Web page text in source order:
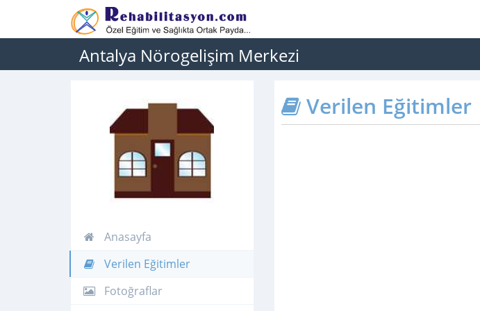
Antalya Nörogelişim Merkezi
Anasayfa
Verilen Eğitimler
Fotoğraflar
Verilen Eğitimler